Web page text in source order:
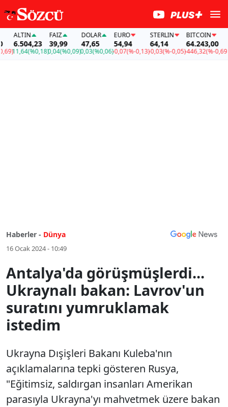
ALTIN
6.504,23
11,64(%0,18)
FAİZ
39,99
0,04(%0,09)
DOLAR
47,65
0,03(%0,06)
EURO
54,94
-0,07(%-0,13)
STERLIN
64,14
-0,03(%-0,05)
BITCOIN
64.243,00
-446,32(%-0,69)
Haberler - Dünya
16 Ocak 2024 - 10:49
Antalya'da görüşmüşlerdi...
Ukraynalı bakan: Lavrov'un
suratını yumruklamak
istedim
Ukrayna Dışişleri Bakanı Kuleba'nın
açıklamalarına tepki gösteren Rusya,
"Eğitimsiz, saldırgan insanları Amerikan
parasıyla Ukrayna'yı mahvetmek üzere bakan